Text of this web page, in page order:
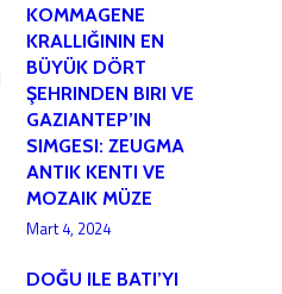
KOMMAGENE
KRALLIĞININ EN
BÜYÜK DÖRT
ŞEHRINDEN BIRI VE
GAZIANTEP’IN
SIMGESI: ZEUGMA
ANTIK KENTI VE
MOZAIK MÜZE
Mart 4, 2024
DOĞU ILE BATI’YI